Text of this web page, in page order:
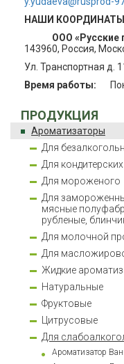
ПРОДУКЦИЯ
Ароматизаторы
Для
Для
Для мороженого
Для
мясные
рубленые,
Для молочной
Для
Жидкие
Натуральные
Фруктовые
Цитрусовые
Для
Ароматизатор
НАШИ
ООО «Русские
143960, Россия,
Ул. Транспортная д.
Время работы: